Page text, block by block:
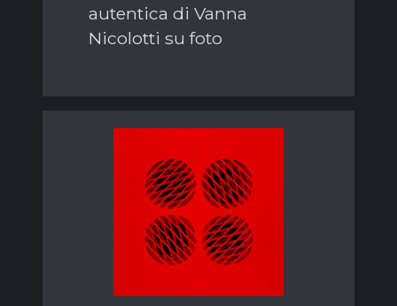
autentica di Vanna
Nicolotti su foto